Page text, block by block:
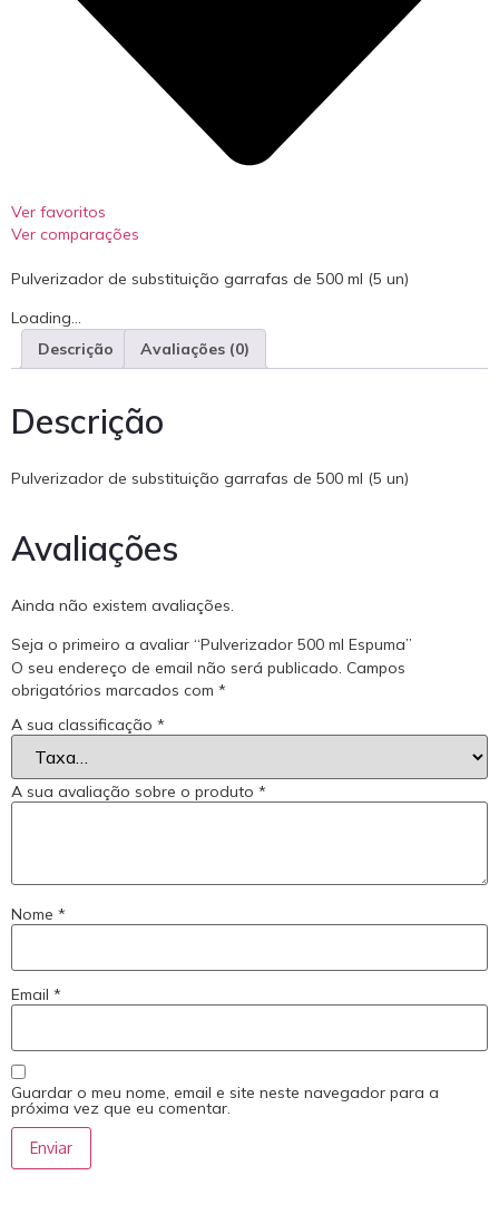
Ver favoritos
Ver comparações
Pulverizador de substituição garrafas de 500 ml (5 un)
Loading...
Descrição
Avaliações (0)
Descrição
Pulverizador de substituição garrafas de 500 ml (5 un)
Avaliações
Ainda não existem avaliações.
Seja o primeiro a avaliar “Pulverizador 500 ml Espuma”
O seu endereço de email não será publicado. Campos
obrigatórios marcados com *
A sua classificação *
A sua avaliação sobre o produto *
Nome *
Email *
Guardar o meu nome, email e site neste navegador para a
próxima vez que eu comentar.